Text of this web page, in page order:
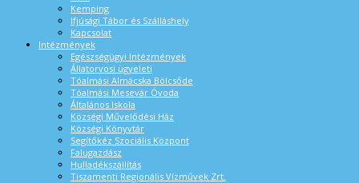
Kemping
Ifjúsági Tábor és Szálláshely
Kapcsolat
Intézmények
Egészségügyi Intézmények
Állatorvosi ügyeleti
Tóalmási Almácska Bölcsőde
Tóalmási Mesevár Óvoda
Általános Iskola
Községi Művelődési Ház
Községi Könyvtár
Segítőkéz Szociális Központ
Falugazdász
Hulladékszállítás
Tiszamenti Regionális Vízművek Zrt.